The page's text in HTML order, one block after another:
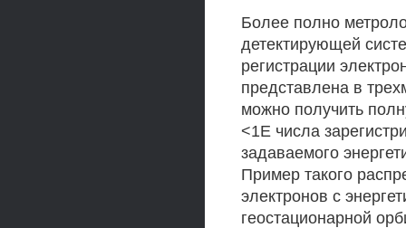
Более полно
детектирующей
регистрации
представлена в
можно получить
<1Е числа
задаваемого
Пример такого
электронов с
геостационарной